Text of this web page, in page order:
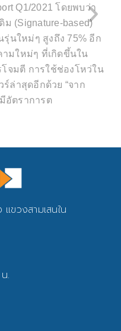
Q1/2021 โดยพบว่า
ม (Signature-based)
นใหม่ๆ สูงถึง 75% อีก
มใหม่ๆ ที่เกิดขึ้นใน
จมตี การใช้ช่องโหว่ใน
ล่าสุดอีกด้วย “จาก
อัตราการต
วงสามเสนใน
.